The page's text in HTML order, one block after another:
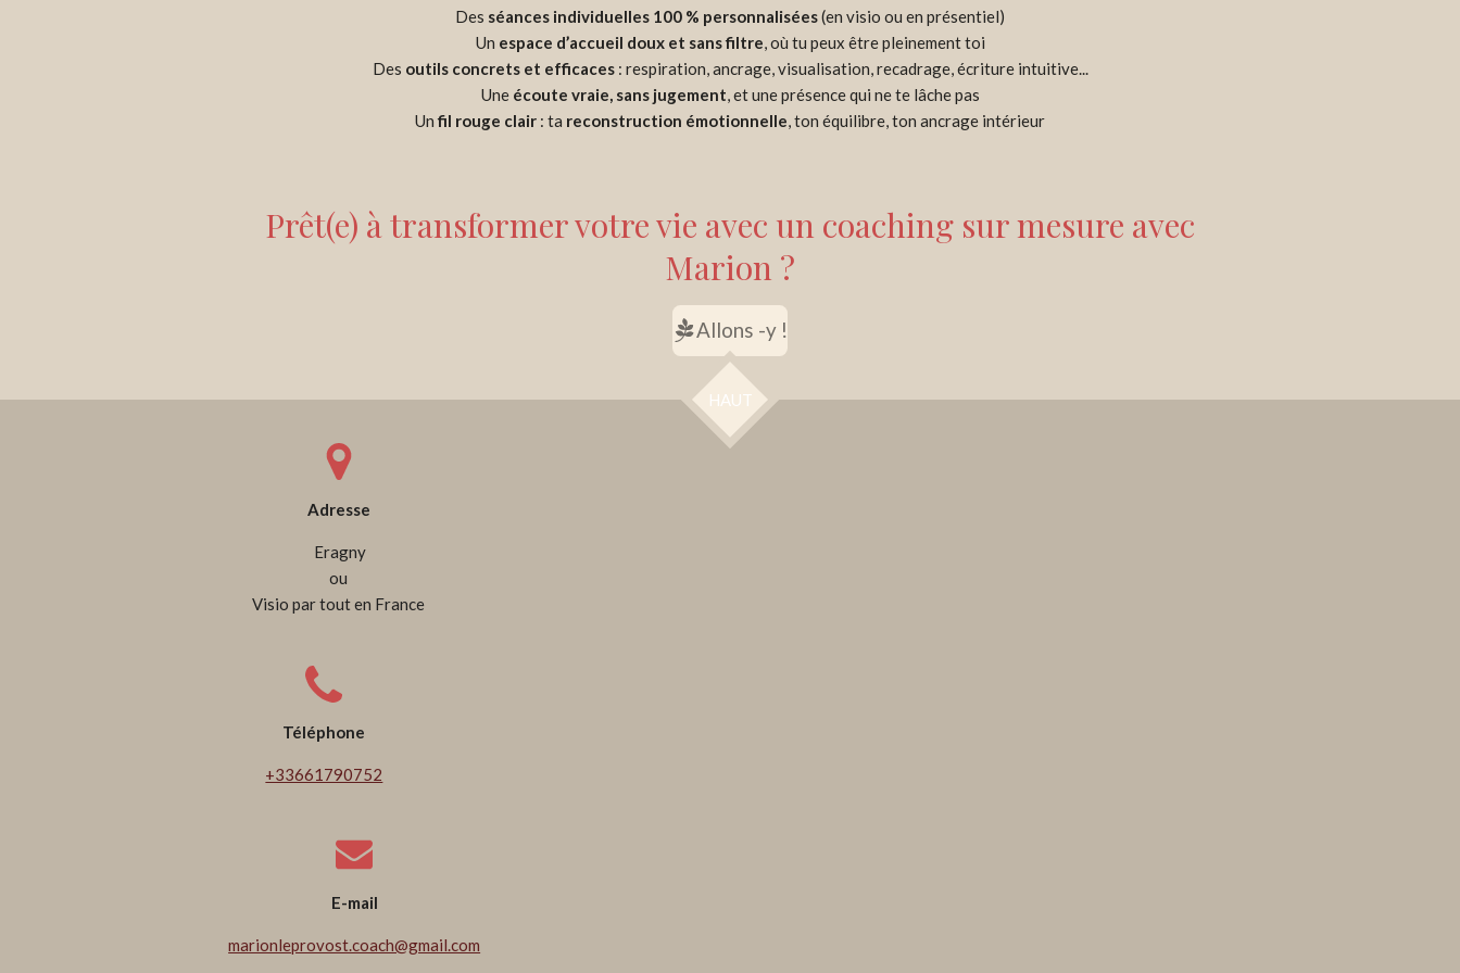
Des séances individuelles 100 % personnalisées(en visio ou en présentiel)
Un espace d’accueil doux et sans filtre , où tu peux être pleinement toi
Des outils concrets et efficaces: respiration, ancrage, visualisation, recadrage, écriture intuitive...
Une écoute vraie, sans jugement , et une présence qui ne te lâche pas
Unfil rouge clair : ta reconstruction émotionnelle , ton équilibre, ton ancrage intérieur
Prêt(e) à transformer votre vie avec un coaching sur mesure avec
Marion ?
Allons -y !
HAUT
Adresse
Eragny
ou
Visio par tout en France
Téléphone
+33661790752
E-mail
marionleprovost.coach@gmail.com